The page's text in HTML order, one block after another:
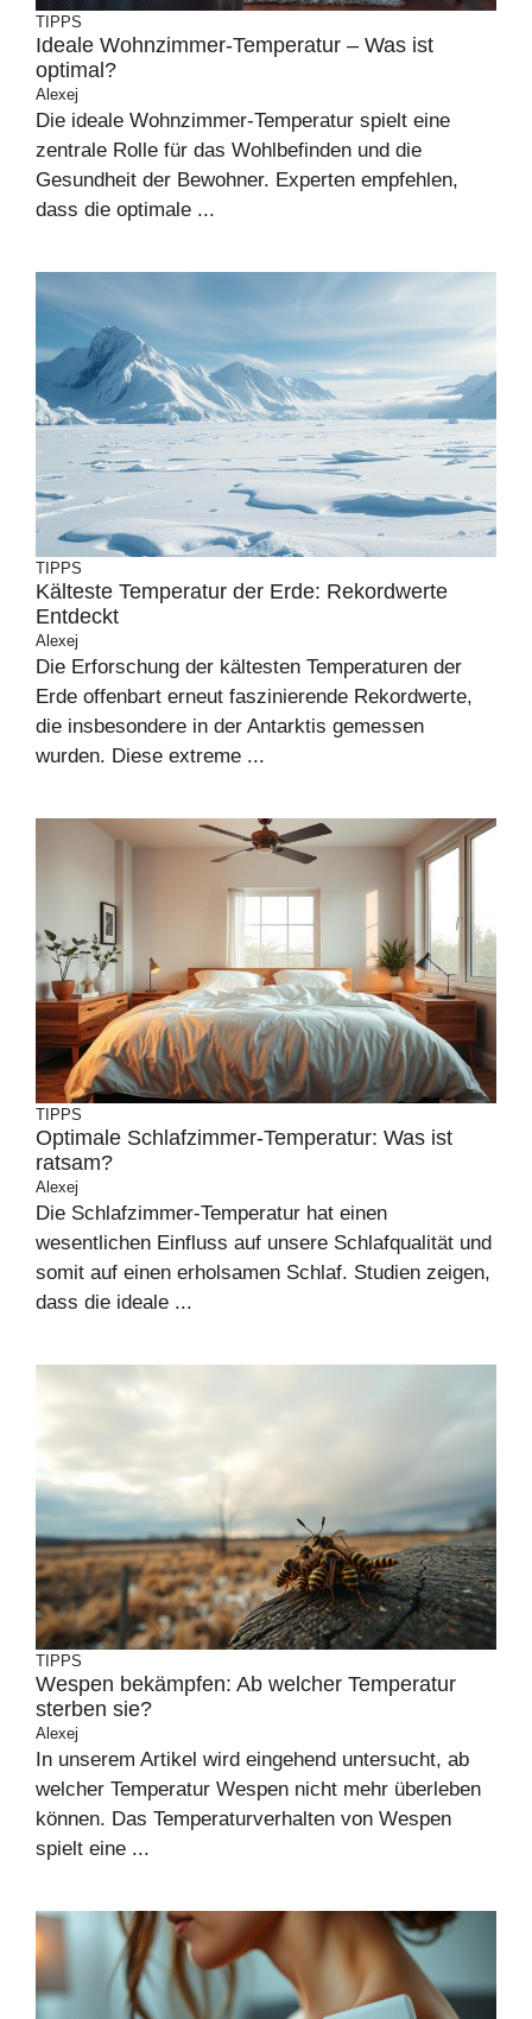
TIPPS
Ideale Wohnzimmer-Temperatur – Was ist
optimal?
Alexej
Die ideale Wohnzimmer-Temperatur spielt eine
zentrale Rolle für das Wohlbefinden und die
Gesundheit der Bewohner. Experten empfehlen,
dass die optimale ...
TIPPS
Kälteste Temperatur der Erde: Rekordwerte
Entdeckt
Alexej
Die Erforschung der kältesten Temperaturen der
Erde offenbart erneut faszinierende Rekordwerte,
die insbesondere in der Antarktis gemessen
wurden. Diese extreme ...
TIPPS
Optimale Schlafzimmer-Temperatur: Was ist
ratsam?
Alexej
Die Schlafzimmer-Temperatur hat einen
wesentlichen Einfluss auf unsere Schlafqualität und
somit auf einen erholsamen Schlaf. Studien zeigen,
dass die ideale ...
TIPPS
Wespen bekämpfen: Ab welcher Temperatur
sterben sie?
Alexej
In unserem Artikel wird eingehend untersucht, ab
welcher Temperatur Wespen nicht mehr überleben
können. Das Temperaturverhalten von Wespen
spielt eine ...